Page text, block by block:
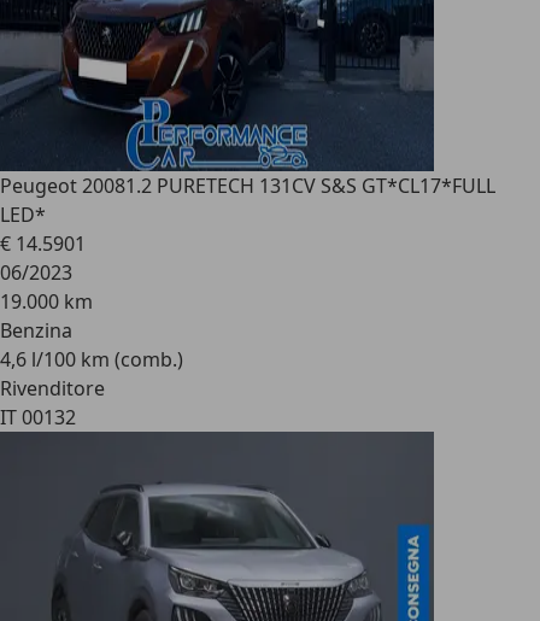
Peugeot 20081.2 PURETECH 131CV S&S GT*CL17*FULL
LED*
€ 14.5901
06/2023
19.000 km
Benzina
4,6 l/100 km (comb.)
Rivenditore
IT 00132